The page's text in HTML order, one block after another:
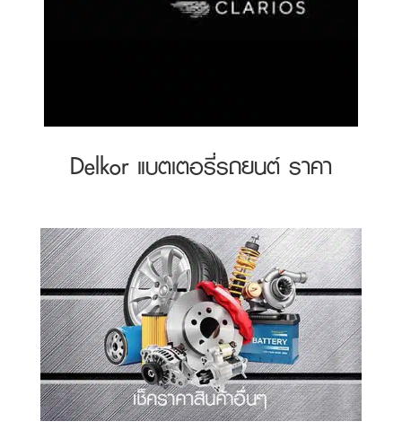
Delkor แบตเตอรี่รถยนต์ ราคา